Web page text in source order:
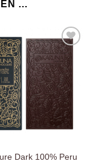
…
Zur
Wunschliste
hinzufügen
Dark 100% Peru